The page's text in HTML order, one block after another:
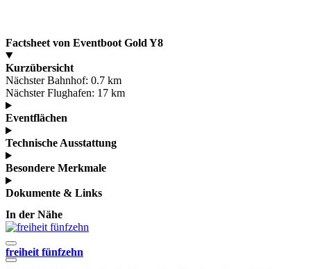
Factsheet von Eventboot Gold Y8
Kurzübersicht
Nächster Bahnhof: 0.7 km
Nächster Flughafen: 17 km
Eventflächen
Technische Ausstattung
Besondere Merkmale
Dokumente & Links
In der Nähe
freiheit fünfzehn